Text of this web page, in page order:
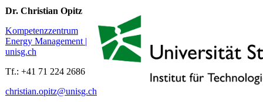
Dr. Christian Opitz
Kompetenzzentrum
Energy Management |
unisg.ch
Tf.: +41 71 224 2686
christian.opitz@unisg.ch